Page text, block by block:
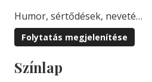
Humor, sértődések, neveté…
Folytatás megjelenítése
Színlap